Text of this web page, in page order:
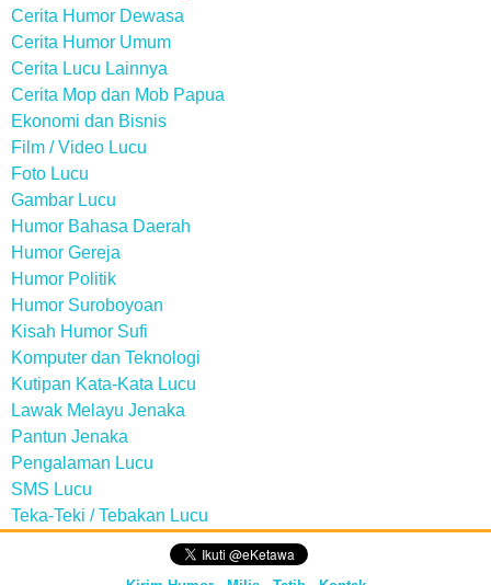
Cerita Humor Dewasa
Cerita Humor Umum
Cerita Lucu Lainnya
Cerita Mop dan Mob Papua
Ekonomi dan Bisnis
Film / Video Lucu
Foto Lucu
Gambar Lucu
Humor Bahasa Daerah
Humor Gereja
Humor Politik
Humor Suroboyoan
Kisah Humor Sufi
Komputer dan Teknologi
Kutipan Kata-Kata Lucu
Lawak Melayu Jenaka
Pantun Jenaka
Pengalaman Lucu
SMS Lucu
Teka-Teki / Tebakan Lucu